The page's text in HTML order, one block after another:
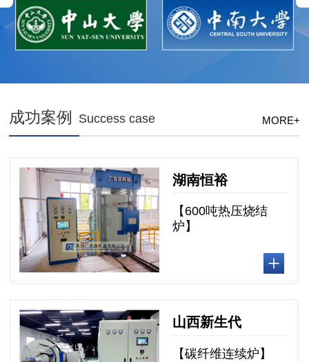
MORE+
成功案例 Success case
湖南恒裕
【600吨热压烧结
炉】
山西新生代
【碳纤维连续炉】